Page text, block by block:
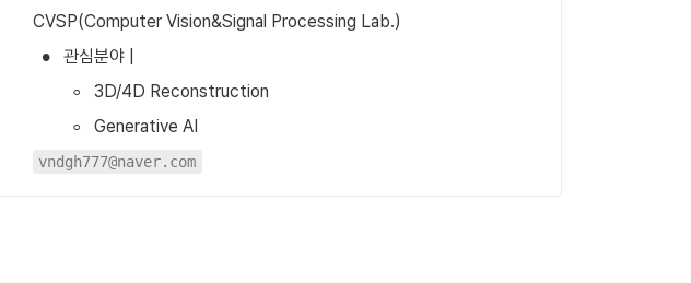
CVSP(Computer Vision&Signal Processing Lab.)
• 관심분야 |
◦ 3D/4D Reconstruction
◦ Generative AI
vndgh777@naver.com